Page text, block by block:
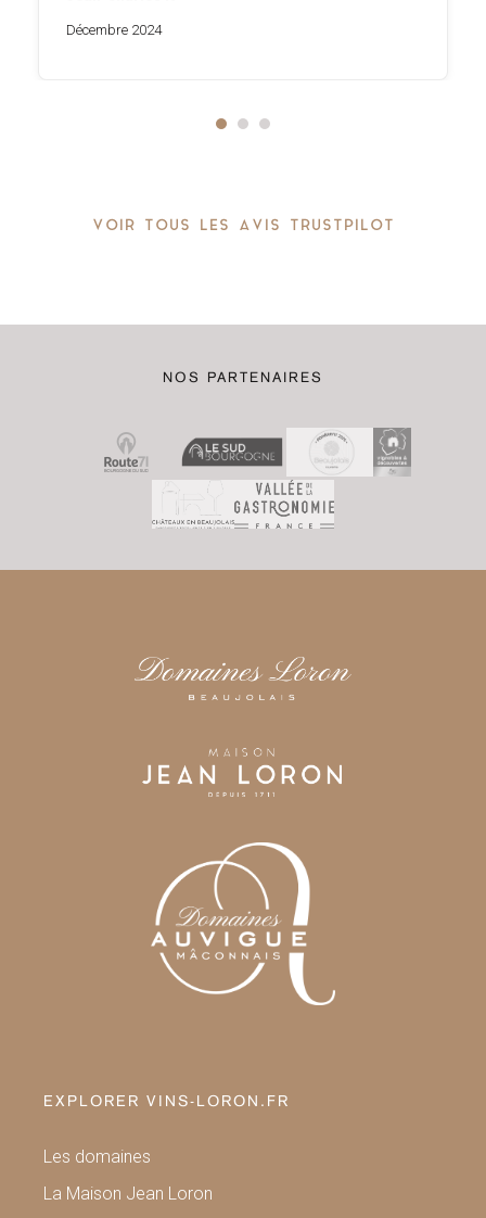
Décembre 2024
VOIR TOUS LES AVIS TRUSTPILOT
NOS PARTENAIRES
EXPLORER VINS-LORON.FR
Les domaines
La Maison Jean Loron